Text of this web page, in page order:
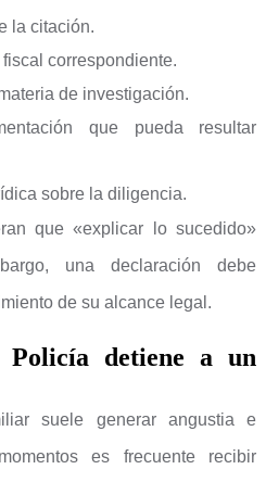
la citación.
correspondiente.
de investigación.
que pueda resultar
sobre la diligencia.
que «explicar lo sucedido»
una declaración debe
de su alcance legal.
detiene a un
suele generar angustia e
es frecuente recibir